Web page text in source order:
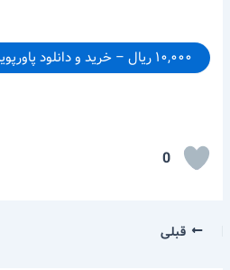
۱۰,۰۰۰ ریال – خرید و دانلود پاورپوینت
0
قبلی